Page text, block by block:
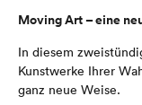
Moving Art – eine
In diesem
Kunstwerke Ihrer
ganz neue Weise.